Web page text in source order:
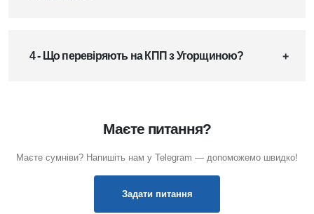
4 - Що перевіряють на КПП з Угорщиною?
Маєте питання?
Маєте сумніви? Напишіть нам у Telegram — допоможемо швидко!
Задати питання